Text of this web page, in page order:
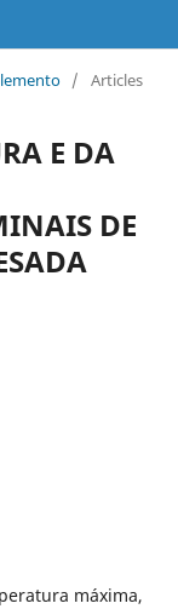
/ Articles
E DA
DE
máxima,